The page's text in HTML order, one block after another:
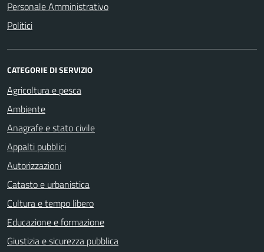
Personale Amministrativo
Politici
CATEGORIE DI SERVIZIO
Agricoltura e pesca
Ambiente
Anagrafe e stato civile
Appalti pubblici
Autorizzazioni
Catasto e urbanistica
Cultura e tempo libero
Educazione e formazione
Giustizia e sicurezza pubblica